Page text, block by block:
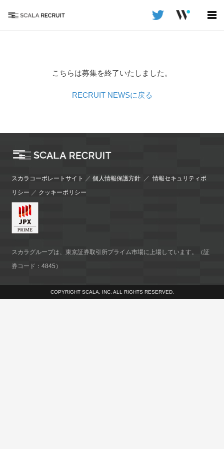
こちらは募集を終了いたしました。
RECRUIT NEWSに戻る
スカラコーポレートサイト ／個人情報保護方針 ／情報セキュリティポ
リシー ／ クッキーポリシー
スカラグループは、東京証券取引所プライム市場に上場しています。（証
券コード：4845）
COPYRIGHT SCALA, INC. ALL RIGHTS RESERVED.